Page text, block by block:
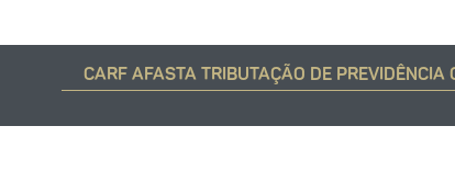
CARF AFASTA TRIBUTAÇÃO DE